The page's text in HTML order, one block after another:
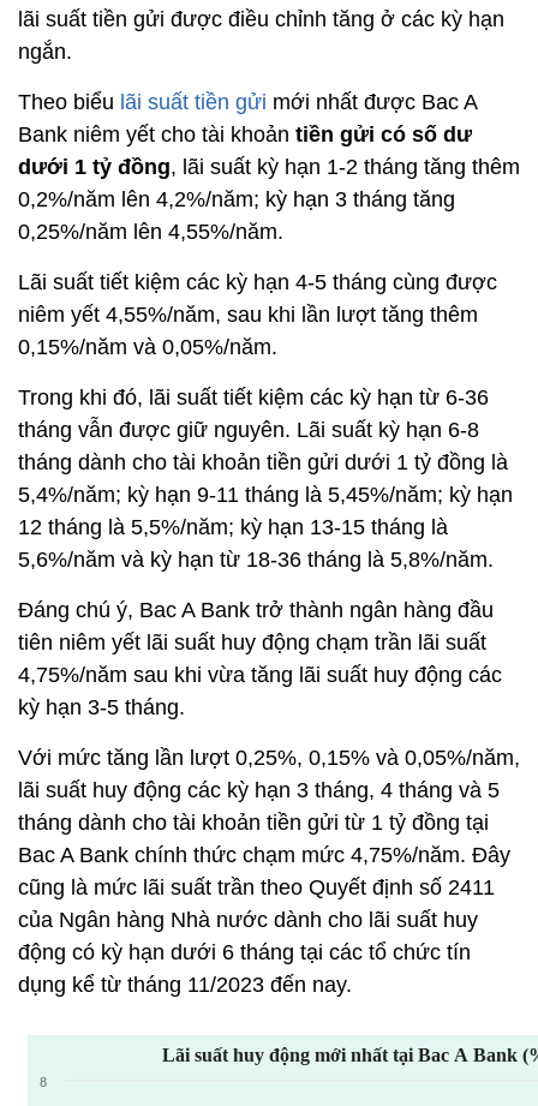
lãi suất tiền gửi được điều chỉnh tăng ở các kỳ hạn
ngắn.
Theo biểu lãi suất tiền gửi mới nhất được Bac A
Bank niêm yết cho tài khoản tiền gửi có số dư
dưới 1 tỷ đồng, lãi suất kỳ hạn 1-2 tháng tăng thêm
0,2%/năm lên 4,2%/năm; kỳ hạn 3 tháng tăng
0,25%/năm lên 4,55%/năm.
Lãi suất tiết kiệm các kỳ hạn 4-5 tháng cùng được
niêm yết 4,55%/năm, sau khi lần lượt tăng thêm
0,15%/năm và 0,05%/năm.
Trong khi đó, lãi suất tiết kiệm các kỳ hạn từ 6-36
tháng vẫn được giữ nguyên. Lãi suất kỳ hạn 6-8
tháng dành cho tài khoản tiền gửi dưới 1 tỷ đồng là
5,4%/năm; kỳ hạn 9-11 tháng là 5,45%/năm; kỳ hạn
12 tháng là 5,5%/năm; kỳ hạn 13-15 tháng là
5,6%/năm và kỳ hạn từ 18-36 tháng là 5,8%/năm.
Đáng chú ý, Bac A Bank trở thành ngân hàng đầu
tiên niêm yết lãi suất huy động chạm trần lãi suất
4,75%/năm sau khi vừa tăng lãi suất huy động các
kỳ hạn 3-5 tháng.
Với mức tăng lần lượt 0,25%, 0,15% và 0,05%/năm,
lãi suất huy động các kỳ hạn 3 tháng, 4 tháng và 5
tháng dành cho tài khoản tiền gửi từ 1 tỷ đồng tại
Bac A Bank chính thức chạm mức 4,75%/năm. Đây
cũng là mức lãi suất trần theo Quyết định số 2411
của Ngân hàng Nhà nước dành cho lãi suất huy
động có kỳ hạn dưới 6 tháng tại các tổ chức tín
dụng kể từ tháng 11/2023 đến nay.